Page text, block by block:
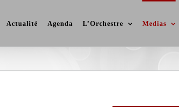
Actualité Agenda L’Orchestre Medias